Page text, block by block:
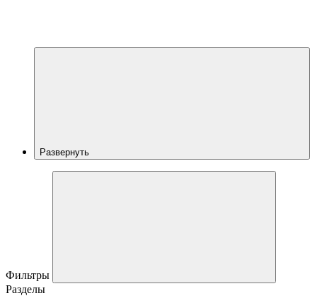
Развернуть
Фильтры
Разделы